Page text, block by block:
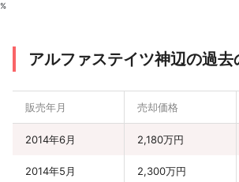
%
アルファステイツ神辺の過去
販売年月 売却価格
2014年6月 2,180万円
2014年5月 2,300万円